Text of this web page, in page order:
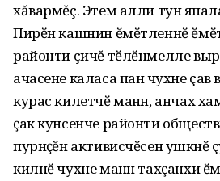
хăвармĕç. Этем алли тунӑ
Пирӗн кашнин ӗмӗтленнӗ
районти çичĕ тӗлӗнмелле
ачасене каласа панӑ чухне çав
курас килетчӗ манӑн, анчах
ҫак кунсенче районти
пурнӑҫӗн активисчӗсен ушкӑнӗ
килнӗ чухне манӑн тахҫанхи